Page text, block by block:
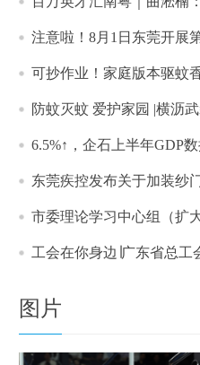
注意啦！8月1日东莞开展
可抄作业！家庭版本驱蚊
防蚊灭蚊 爱护家园 |横沥
6.5%↑，企石上半年GDP数
东莞疾控发布关于加装纱
市委理论学习中心组（扩
工会在你身边∣广东省总工
图片